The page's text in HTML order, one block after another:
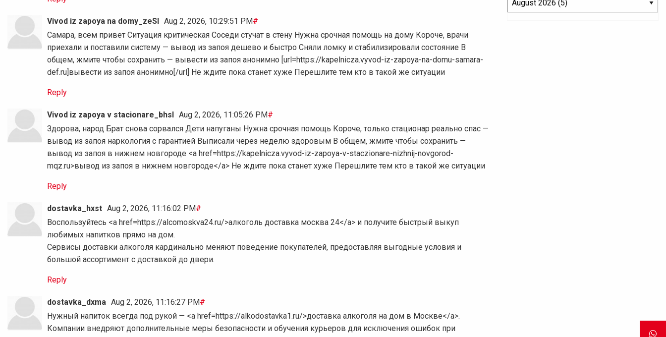
Vivod iz zapoya na domy_zeSl Aug 2, 2026, 10:29:51 PM#
Самара, всем привет Ситуация критическая Соседи стучат в стену Нужна срочная помощь на дому Короче, врачи
приехали и поставили систему — вывод из запоя дешево и быстро Сняли ломку и стабилизировали состояние В
общем, жмите чтобы сохранить — вывести из запоя анонимно [url=https://kapelnicza.vyvod-iz-zapoya-na-domu-samara-
def.ru]вывести из запоя анонимно[/url] Не ждите пока станет хуже Перешлите тем кто в такой же ситуации
Reply
Vivod iz zapoya v stacionare_bhsl Aug 2, 2026, 11:05:26 PM#
Здорова, народ Брат снова сорвался Дети напуганы Нужна срочная помощь Короче, только стационар реально спас —
вывод из запоя наркология с гарантией Выписали через неделю здоровым В общем, жмите чтобы сохранить —
вывод из запоя в нижнем новгороде <a href=https://kapelnicza.vyvod-iz-zapoya-v-staczionare-nizhnij-novgorod-
mqz.ru>вывод из запоя в нижнем новгороде</a> Не ждите пока станет хуже Перешлите тем кто в такой же ситуации
Reply
dostavka_hxst Aug 2, 2026, 11:16:02 PM#
Воспользуйтесь <a href=https://alcomoskva24.ru/>алкоголь доставка москва 24</a> и получите быстрый выкуп
любимых напитков прямо на дом.
Сервисы доставки алкоголя кардинально меняют поведение покупателей, предоставляя выгодные условия и
большой ассортимент с доставкой до двери.
Reply
dostavka_dxma Aug 2, 2026, 11:16:27 PM#
Нужный напиток всегда под рукой — <a href=https://alkodostavka1.ru/>доставка алкоголя на дом в Москве</a>.
Компании внедряют дополнительные меры безопасности и обучения курьеров для исключения ошибок при